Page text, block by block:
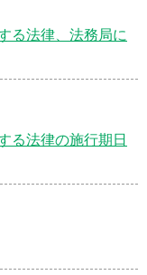
る法律、法務局に
る法律の施行期日